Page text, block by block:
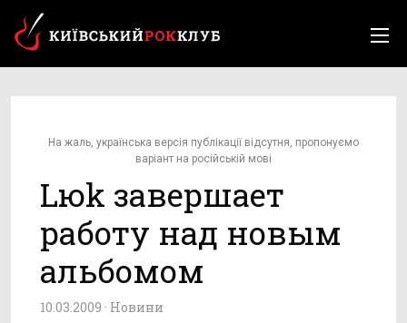
На жаль, українська версія публікації відсутня, пропонуємо
варіант на російській мові
Lюk завершает
работу над новым
альбомом
10.03.2009 · Новини